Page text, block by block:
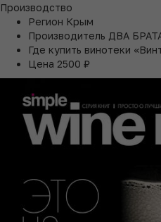
Производство
Регион Крым
Производитель ДВА
Где купить винотеки
Цена 2500 ₽